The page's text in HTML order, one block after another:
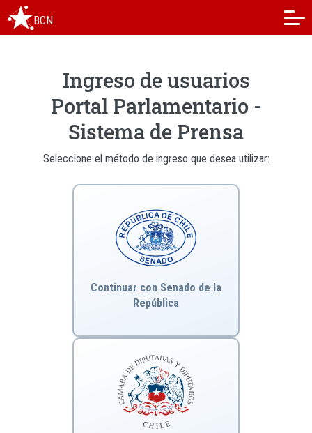
BCN
Ingreso de usuarios
Portal Parlamentario -
Sistema de Prensa
Seleccione el método de ingreso que desea utilizar:
Continuar con Senado de la
República